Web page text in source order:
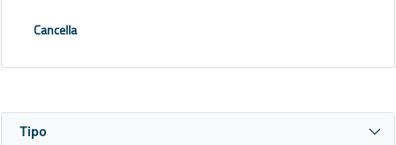
Cancella
Tipo